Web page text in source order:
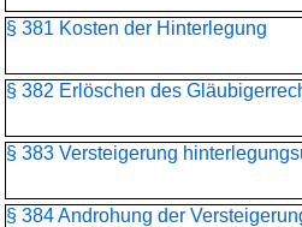
§ 381 Kosten der Hinterlegung
§ 382 Erlöschen des
§ 383 Versteigerung
§ 384 Androhung der